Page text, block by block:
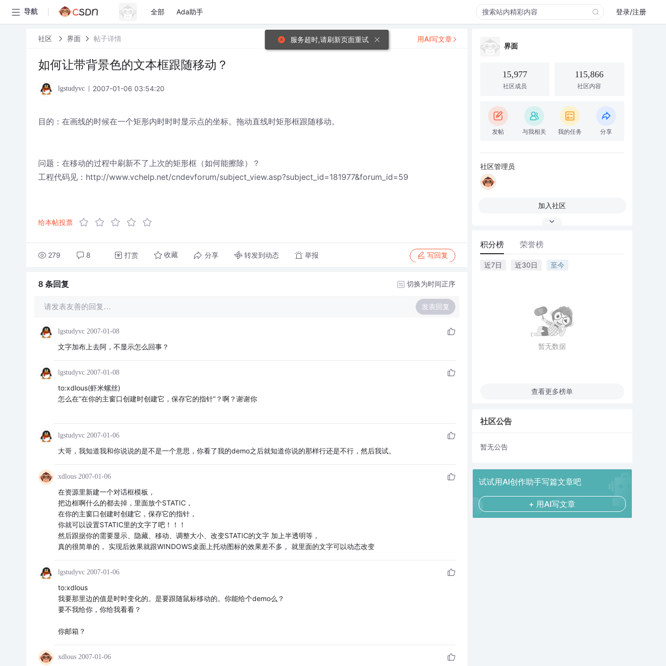
导航 全部 Ada助手 登录/注册
社区 界面 帖子详情
如何让带背景色的文本框跟随移动？
lgstudyvc 2007-01-06 03:54:20
目的：在画线的时候在一个矩形内时时时显示点的坐标。拖动直线时矩形框跟随移动。
问题：在移动的过程中刷新不了上次的矩形框（如何能擦除）？
工程代码见：http://www.vchelp.net/cndevforum/subject_view.asp?subject_id=181977&forum_id=59
给本帖投票
279 8 打赏 收藏 分享 转发到动态 举报 写回复
用AI写文章
8 条回复 切换为时间正序
请发表友善的回复… 发表回复
lgstudyvc 2007-01-08
文字加布上去阿，不显示怎么回事？
lgstudyvc 2007-01-08
to:xdlous(虾米螺丝)
怎么在“在你的主窗口创建时创建它，保存它的指针”？啊？谢谢你
lgstudyvc 2007-01-06
大哥，我知道我和你说说的是不是一个意思，你看了我的demo之后就知道你说的那样行还是不行，然后我试。
xdlous 2007-01-06
在资源里新建一个对话框模板，
把边框啊什么的都去掉，里面放个STATIC，
在你的主窗口创建时创建它，保存它的指针，
你就可以设置STATIC里的文字了吧！！！
然后跟据你的需要显示、隐藏、移动、调整大小、改变STATIC的文字 加上半透明等，
真的很简单的， 实现后效果就跟WINDOWS桌面上托动图标的效果差不多， 就里面的文字可以动态改变
lgstudyvc 2007-01-06
to:xdlous
我要那里边的值是时时变化的。是要跟随鼠标移动的。你能给个demo么？
要不我给你，你给我看看？
你邮箱？
xdlous 2007-01-06
界面
15,977
社区成员
115,866
社区内容
发帖 与我相关 我的任务 分享
社区管理员
加入社区
积分榜 荣誉榜
近7日 近30日 至今
暂无数据
查看更多榜单
社区公告
暂无公告
试试用AI创作助手写篇文章吧
+ 用AI写文章